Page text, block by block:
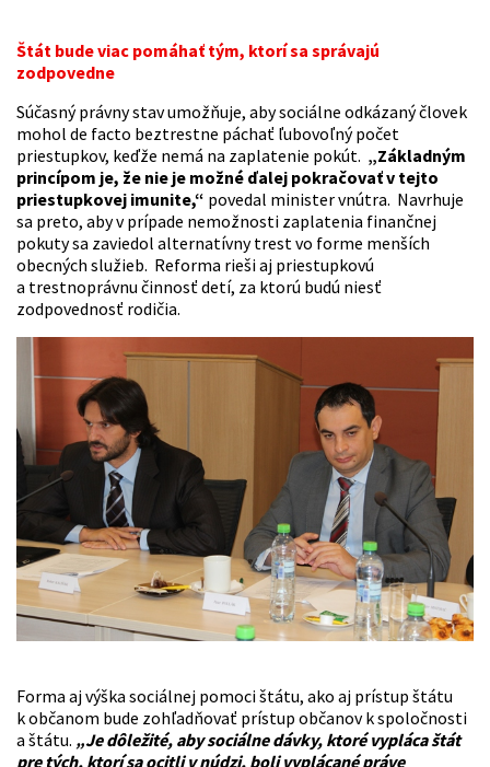
Štát bude viac pomáhať tým, ktorí sa správajú
zodpovedne
Súčasný právny stav umožňuje, aby sociálne odkázaný človek
mohol de facto beztrestne páchať ľubovoľný počet
priestupkov, keďže nemá na zaplatenie pokút. „Základným
princípom je, že nie je možné ďalej pokračovať v tejto
priestupkovej imunite,“ povedal minister vnútra. Navrhuje
sa preto, aby v prípade nemožnosti zaplatenia finančnej
pokuty sa zaviedol alternatívny trest vo forme menších
obecných služieb. Reforma rieši aj priestupkovú
a trestnoprávnu činnosť detí, za ktorú budú niesť
zodpovednosť rodičia.
Forma aj výška sociálnej pomoci štátu, ako aj prístup štátu
k občanom bude zohľadňovať prístup občanov k spoločnosti
a štátu. „Je dôležité, aby sociálne dávky, ktoré vypláca štát
pre tých, ktorí sa ocitli v núdzi, boli vyplácané práve